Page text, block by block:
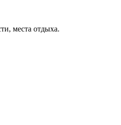
места отдыха.